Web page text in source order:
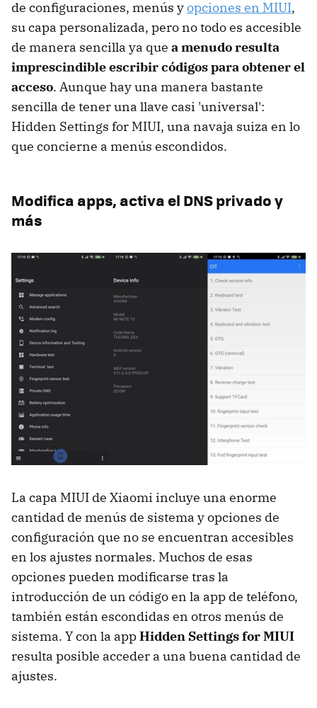
de configuraciones, menús yopciones en MIUI,
su capa personalizada, pero no todo es accesible
de manera sencilla ya que a menudo resulta
imprescindible escribir códigos para obtener el
acceso. Aunque hay una manera bastante
sencilla de tener una llave casi 'universal':
Hidden Settings for MIUI, una navaja suiza en lo
que concierne a menús escondidos.
Modifica apps, activa el DNS privado y
más
La capa MIUI de Xiaomi incluye una enorme
cantidad de menús de sistema y opciones de
configuración que no se encuentran accesibles
en los ajustes normales. Muchos de esas
opciones pueden modificarse tras la
introducción de un código en la app de teléfono,
también están escondidas en otros menús de
sistema. Y con la appHidden Settings for MIUI
resulta posible acceder a una buena cantidad de
ajustes.